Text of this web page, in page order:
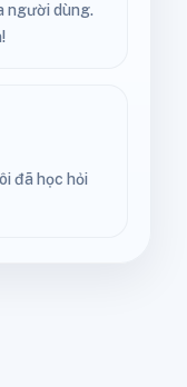
người dùng.
đã học hỏi